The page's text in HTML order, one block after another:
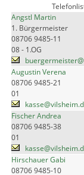
Angstl Martin
1. Bürgermeister
08706 9485-11
08 - 1.OG
Augustin Verena
08706 9485-21
01
Fischer Andrea
08706 9485-38
01
Hirschauer Gabi
08706 9485-10